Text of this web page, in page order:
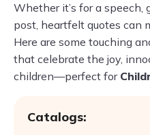
Whether it’s for a speech,
post, heartfelt quotes can
Here are some touching
that celebrate the joy,
children—perfect for
Catalogs: